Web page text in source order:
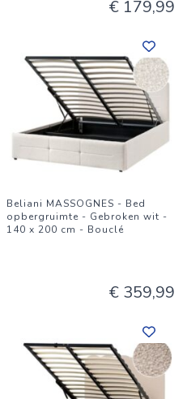
€ 179,99
Beliani MASSOGNES - Bed
opbergruimte - Gebroken wit -
140 x 200 cm - Bouclé
€ 359,99